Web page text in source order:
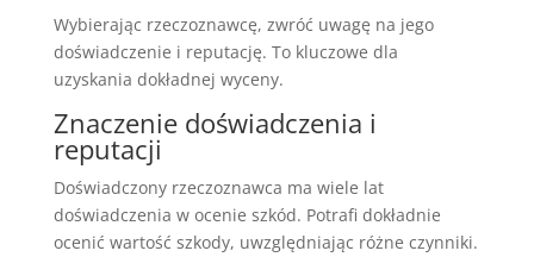
Wybierając rzeczoznawcę, zwróć uwagę na jego
doświadczenie i reputację. To kluczowe dla
uzyskania dokładnej wyceny.
Znaczenie doświadczenia i
reputacji
Doświadczony rzeczoznawca ma wiele lat
doświadczenia w ocenie szkód. Potrafi dokładnie
ocenić wartość szkody, uwzględniając różne czynniki.